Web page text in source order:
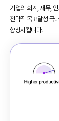
기업의 회계, 재무,
전략적 목표달성 극
향상시킵니다.